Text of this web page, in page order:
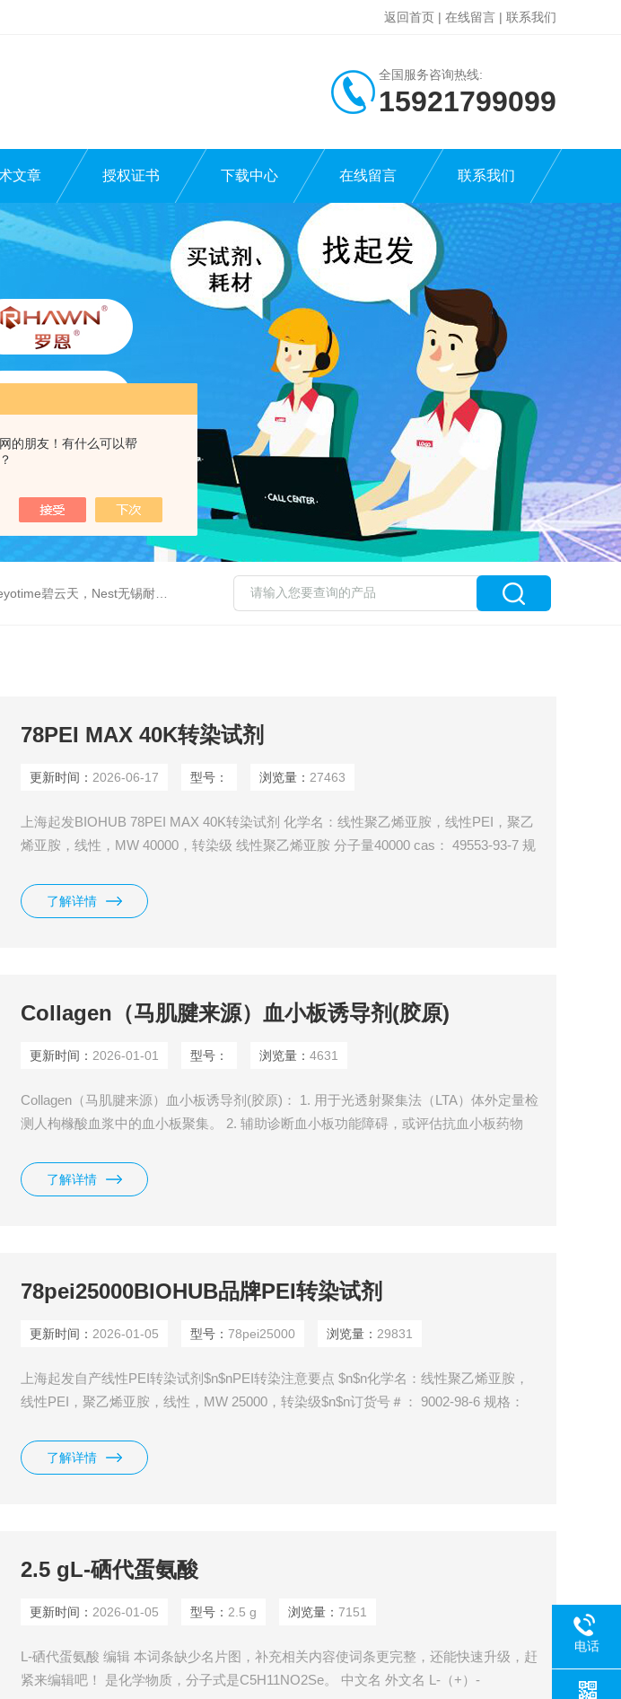
的朋友！有什么可以帮
返回首页 | 在线留言 | 联系我们
全国服务咨询热线:
15921799099
文章 授权证书 下载中心 在线留言 联系我们
特，Macklin麦克林生物，Cobioer科佰生物
78PEI MAX 40K转染试剂
更新时间： 2026-06-17 型号： 浏览量： 27463
上海起发BIOHUB 78PEI MAX 40K转染试剂 化学名：线性聚乙烯亚胺，线性PEI，聚乙
烯亚胺，线性，MW 40000，转染级 线性聚乙烯亚胺 分子量40000 cas： 49553-93-7 规
了解详情
Collagen（马肌腱来源）血小板诱导剂(胶原)
更新时间： 2026-01-01 型号： 浏览量：4631
Collagen（马肌腱来源）血小板诱导剂(胶原)： 1. 用于光透射聚集法（LTA）体外定量检
测人枸橼酸血浆中的血小板聚集。 2. 辅助诊断血小板功能障碍，或评估抗血小板药物
了解详情
78pei25000BIOHUB品牌PEI转染试剂
更新时间： 2026-01-05 型号：78pei25000 浏览量： 29831
上海起发自产线性PEI转染试剂$n$nPEI转染注意要点 $n$n化学名：线性聚乙烯亚胺，
线性PEI，聚乙烯亚胺，线性，MW 25000，转染级$n$n订货号＃： 9002-98-6 规格：
子量： 25,000
了解详情
2.5 gL-硒代蛋氨酸
更新时间： 2026-01-05 型号： 2.5 g 浏览量：7151
L-硒代蛋氨酸 编辑 本词条缺少名片图，补充相关内容使词条更完整，还能快速升级，赶
紧来编辑吧！ 是化学物质，分子式是C5H11NO2Se。 中文名 外文名 L-（+）-
电话